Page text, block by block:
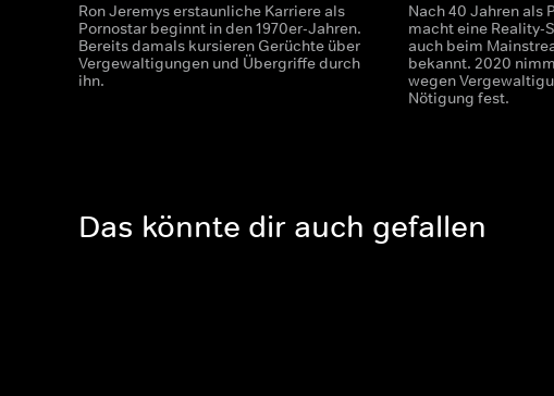
Ron Jeremys erstaunliche Karriere als
Pornostar beginnt in den 1970er-Jahren.
Bereits damals kursieren Gerüchte über
Vergewaltigungen und Übergriffe durch
ihn.
Nach 40 Jahren als
macht eine Reality-
auch beim
bekannt. 2020
wegen
Nötigung fest.
Das könnte dir auch gefallen